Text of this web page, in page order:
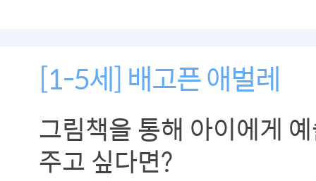
[1-5세] 배고픈 애벌레
그림책을 통해 아이에게
주고 싶다면?